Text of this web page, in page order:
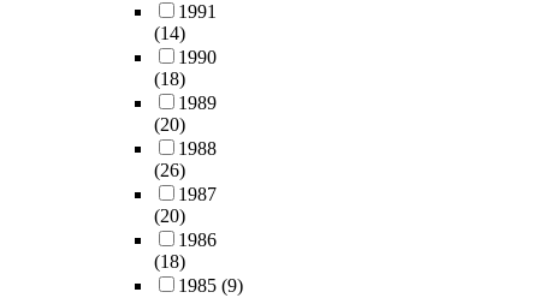
1991
(14)
1990
(18)
1989
(20)
1988
(26)
1987
(20)
1986
(18)
1985 (9)